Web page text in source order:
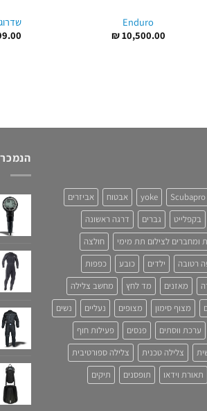
Enduro
₪10,500.00
שדרוג E/O
Scubapro
yoke אבטוח
אביזרים
בקפלייט גברים
דרגה ראשונה
ומחברים לצילום תת מימי
חולצה
רטובה ילדים כובע
כפפות
מאזנים מד לחץ
מחשב צלילה
מצוף סימון מצופים נעליים
נשים
ערכת ווסתים פנסים
פעילות חוף
צלילה טכנית
צלילה ספורטיבית
תאורת וידאו תופסנים
תיקים